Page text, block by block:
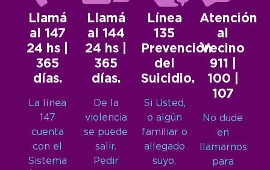
Llamá
al 147
24 hs |
365
días.
La línea
147
cuenta
con el
Sistema
Llamá
al 144
24 hs |
365
días.
De la
violencia
se puede
salir.
Pedir
Línea
135
Prevención
del
Suicidio.
Si Usted,
o algún
familiar o
allegado
suyo,
Atención
al
Vecino
911 |
100 |
107
No dude
en
llamarnos
para